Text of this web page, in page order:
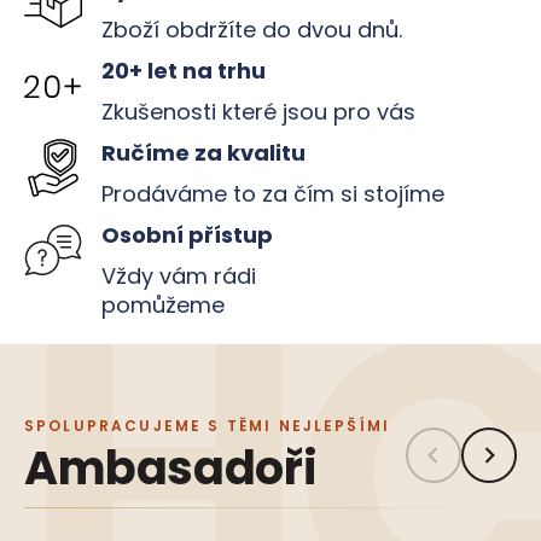
a
í
HLEDAT
o
p
o
r
u
Zboží obdržíte do dvou dnů.
20+ let na trhu
Zkušenosti které jsou pro vás
Ručíme za kvalitu
Prodáváme to za čím si stojíme
Osobní přístup
Vždy vám rádi
pomůžeme
SPOLUPRACUJEME S TĚMI NEJLEPŠÍMI
Ambasadoři